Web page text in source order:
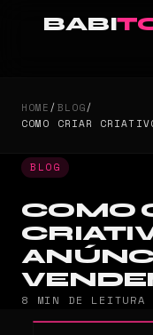
BABI
HOME/BLOG/
COMO CRIAR
BLOG
COMO
8 MIN DE LEITURA